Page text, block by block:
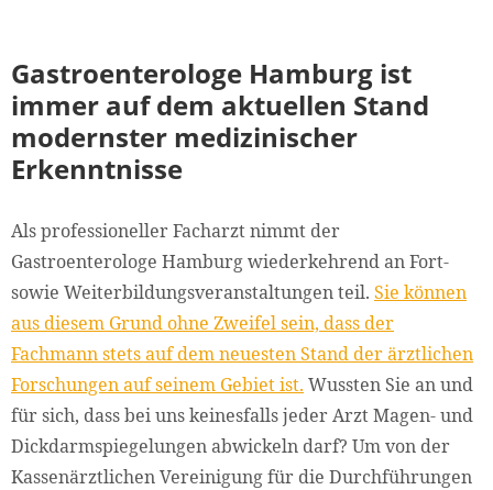
Gastroenterologe Hamburg ist
immer auf dem aktuellen Stand
modernster medizinischer
Erkenntnisse
Als professioneller Facharzt nimmt der
Gastroenterologe Hamburg wiederkehrend an Fort-
sowie Weiterbildungsveranstaltungen teil. Sie können
aus diesem Grund ohne Zweifel sein, dass der
Fachmann stets auf dem neuesten Stand der ärztlichen
Forschungen auf seinem Gebiet ist. Wussten Sie an und
für sich, dass bei uns keinesfalls jeder Arzt Magen- und
Dickdarmspiegelungen abwickeln darf? Um von der
Kassenärztlichen Vereinigung für die Durchführungen